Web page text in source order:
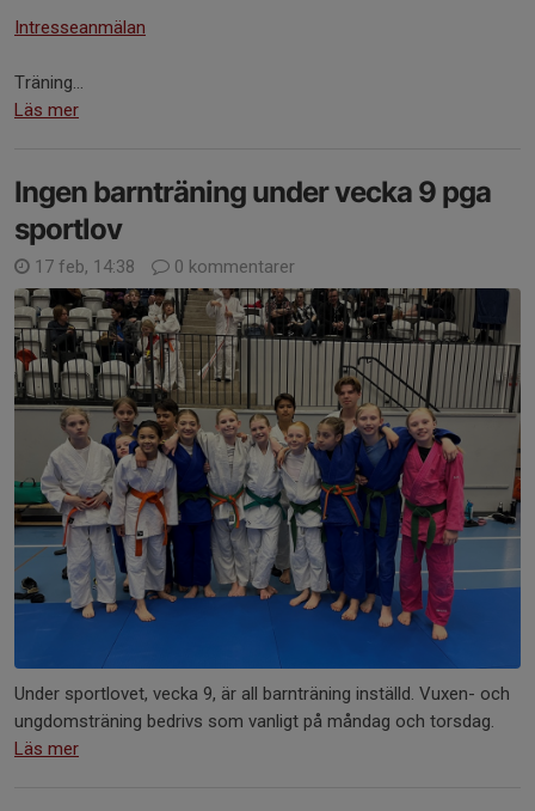
Intresseanmälan
Träning...
Läs mer
Ingen barnträning under vecka 9 pga
sportlov
17 feb, 14:38 0 kommentarer
Under sportlovet, vecka 9, är all barnträning inställd. Vuxen- och
ungdomsträning bedrivs som vanligt på måndag och torsdag.
Läs mer